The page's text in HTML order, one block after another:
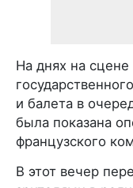
На днях на
и балета в
была показана
французского
В этот вечер